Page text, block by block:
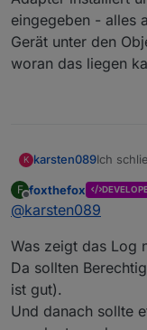
eingegeben - alles
Gerät unter den
woran das liegen
K karsten089Ich
Fritz
Login
Jemand
F
Offline
foxthefox
@karsten089
Was zeigt das Log
Da sollten
ist gut).
Und danach sollte